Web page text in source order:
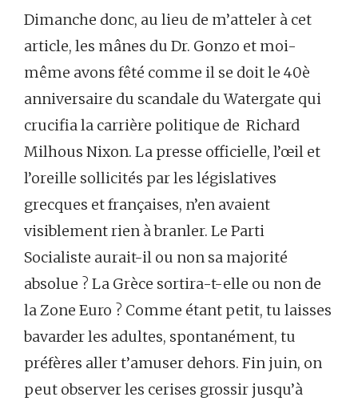
Dimanche donc, au lieu de m’atteler à cet
article, les mânes du Dr. Gonzo et moi-
même avons fêté comme il se doit le 40è
anniversaire du scandale du Watergate qui
crucifia la carrière politique de Richard
Milhous Nixon. La presse officielle, l’œil et
l’oreille sollicités par les législatives
grecques et françaises, n’en avaient
visiblement rien à branler. Le Parti
Socialiste aurait-il ou non sa majorité
absolue ? La Grèce sortira-t-elle ou non de
la Zone Euro ? Comme étant petit, tu laisses
bavarder les adultes, spontanément, tu
préfères aller t’amuser dehors. Fin juin, on
peut observer les cerises grossir jusqu’à